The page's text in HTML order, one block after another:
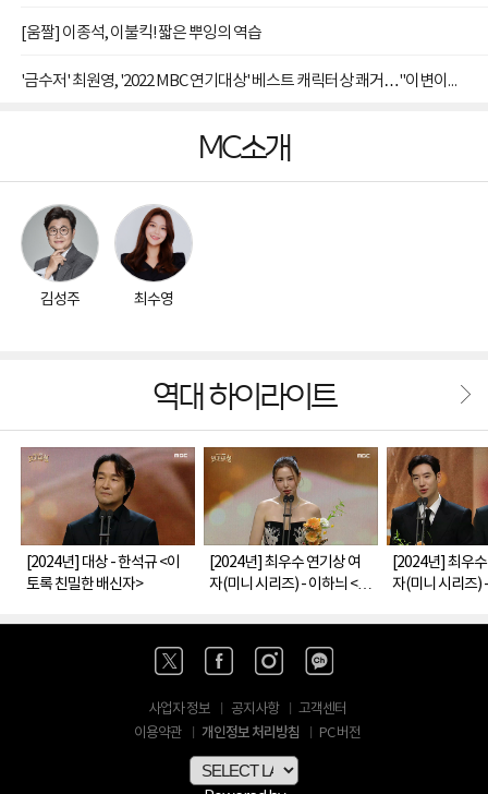
[움짤] 이종석, 이불킥! 짧은 뿌잉의 역습
'금수저' 최원영, '2022 MBC 연기대상' 베스트 캐릭터상 쾌거…"이변이다"
MC소개
김성주 최수영
역대 하이라이트
[2024년] 대상 - 한석규 <이
토록 친밀한 배신자>
[2024년] 최우수 연기상 여
자(미니 시리즈) - 이하늬 <밤
[2024년] 최우
자(미니 시리즈)
거신 전화는>
사업자 정보 공지사항
고객센터
이용약관
개인정보 처리방침 PC 버전